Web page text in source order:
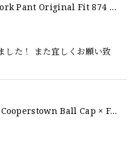
【Dickies】Work Pant Original Fit 874 新品 ディッキーズ オリジナルフィット ワークパンツ
した！ また宜しくお願い致
【Exclusive】Cooperstown Ball Cap × FAR EAST SIGNAL "NSN / NY" NAVY×WHITE Made in USA 別注 新品 クーパーズタウンボールキャップ 6パネル 紺